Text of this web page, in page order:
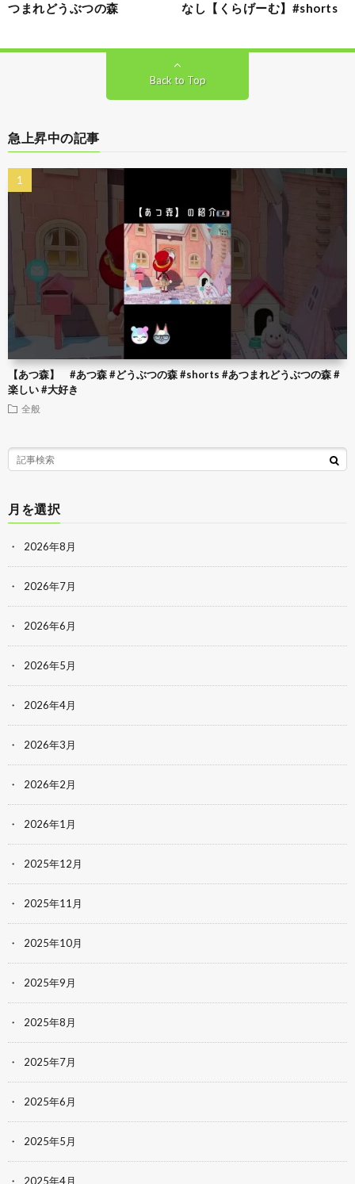
つまれどうぶつの森
なし【くらげーむ】#shorts
Back to Top
急上昇中の記事
【あつ森】 #あつ森 #どうぶつの森 #shorts #あつまれどうぶつの森 #
楽しい #大好き
全般
月を選択
2026年8月
2026年7月
2026年6月
2026年5月
2026年4月
2026年3月
2026年2月
2026年1月
2025年12月
2025年11月
2025年10月
2025年9月
2025年8月
2025年7月
2025年6月
2025年5月
2025年4月